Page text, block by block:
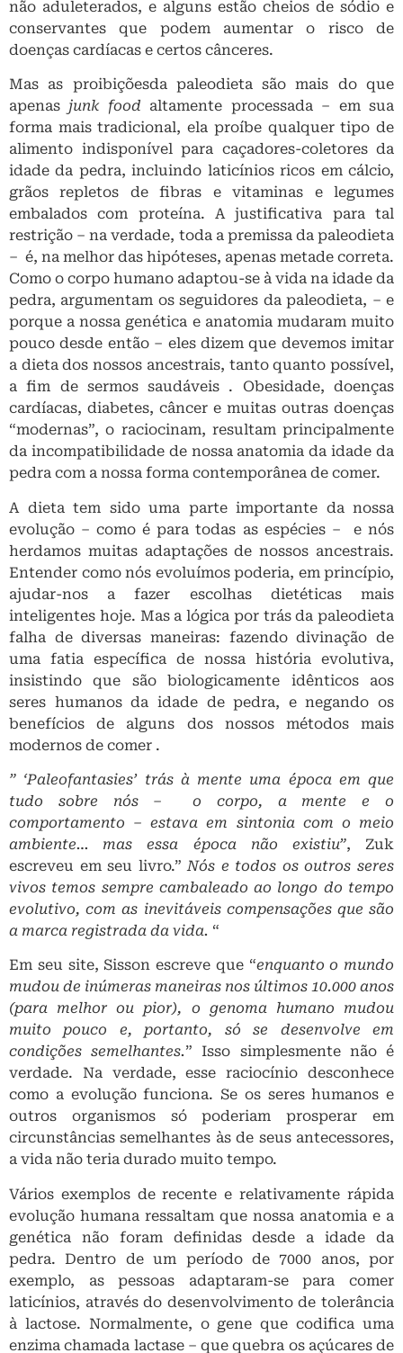
não aduleterados, e alguns estão cheios de sódio e
conservantes que podem aumentar o risco de
doenças cardíacas e certos cânceres.
Mas as proibiçõesda paleodieta são mais do que
apenas junk food altamente processada – em sua
forma mais tradicional, ela proíbe qualquer tipo de
alimento indisponível para caçadores-coletores da
idade da pedra, incluindo laticínios ricos em cálcio,
grãos repletos de fibras e vitaminas e legumes
embalados com proteína. A justificativa para tal
restrição – na verdade, toda a premissa da paleodieta
– é, na melhor das hipóteses, apenas metade correta.
Como o corpo humano adaptou-se à vida na idade da
pedra, argumentam os seguidores da paleodieta, – e
porque a nossa genética e anatomia mudaram muito
pouco desde então – eles dizem que devemos imitar
a dieta dos nossos ancestrais, tanto quanto possível,
a fim de sermos saudáveis . Obesidade, doenças
cardíacas, diabetes, câncer e muitas outras doenças
“modernas”, o raciocinam, resultam principalmente
da incompatibilidade de nossa anatomia da idade da
pedra com a nossa forma contemporânea de comer.
A dieta tem sido uma parte importante da nossa
evolução – como é para todas as espécies – e nós
herdamos muitas adaptações de nossos ancestrais.
Entender como nós evoluímos poderia, em princípio,
ajudar-nos a fazer escolhas dietéticas mais
inteligentes hoje. Mas a lógica por trás da paleodieta
falha de diversas maneiras: fazendo divinação de
uma fatia específica de nossa história evolutiva,
insistindo que são biologicamente idênticos aos
seres humanos da idade de pedra, e negando os
benefícios de alguns dos nossos métodos mais
modernos de comer .
” ‘Paleofantasies’ trás à mente uma época em que
tudo sobre nós – o corpo, a mente e o
comportamento – estava em sintonia com o meio
ambiente… mas essa época não existiu”, Zuk
escreveu em seu livro.”Nós e todos os outros seres
vivos temos sempre cambaleado ao longo do tempo
evolutivo, com as inevitáveis ​​compensações que são
a marca registrada da vida. “
Em seu site, Sisson escreve que “enquanto o mundo
mudou de inúmeras maneiras nos últimos 10.000 anos
(para melhor ou pior), o genoma humano mudou
muito pouco e, portanto, só se desenvolve em
condições semelhantes.” Isso simplesmente não é
verdade. Na verdade, esse raciocínio desconhece
como a evolução funciona. Se os seres humanos e
outros organismos só poderiam prosperar em
circunstâncias semelhantes às de seus antecessores,
a vida não teria durado muito tempo.
Vários exemplos de recente e relativamente rápida
evolução humana ressaltam que nossa anatomia e a
genética não foram definidas desde a idade da
pedra. Dentro de um período de 7000 anos, por
exemplo, as pessoas adaptaram-se para comer
laticínios, através do desenvolvimento de tolerância
à lactose. Normalmente, o gene que codifica uma
enzima chamada lactase – que quebra os açúcares de